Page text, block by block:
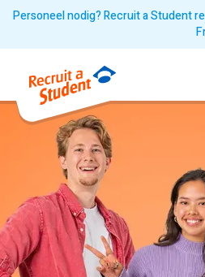
Personeel nodig? Recruit a Student